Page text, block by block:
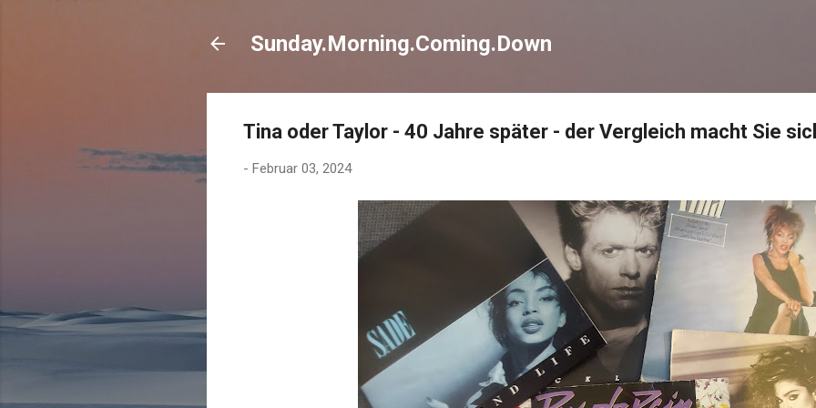
Sunday.Morning.Coming.Down
Tina oder Taylor - 40 Jahre später - der Vergleich macht Sie
- Februar 03, 2024